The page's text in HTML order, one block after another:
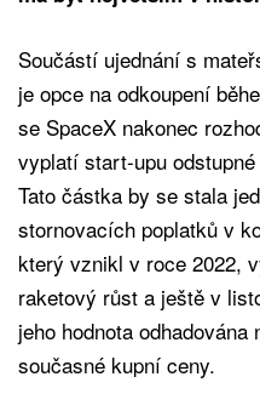
Součástí ujednání s
je opce na odkoupení
se SpaceX nakonec
vyplatí start-upu
Tato částka by se stala
stornovacích poplatků v
který vznikl v roce 2022,
raketový růst a ještě v
jeho hodnota
současné kupní ceny.